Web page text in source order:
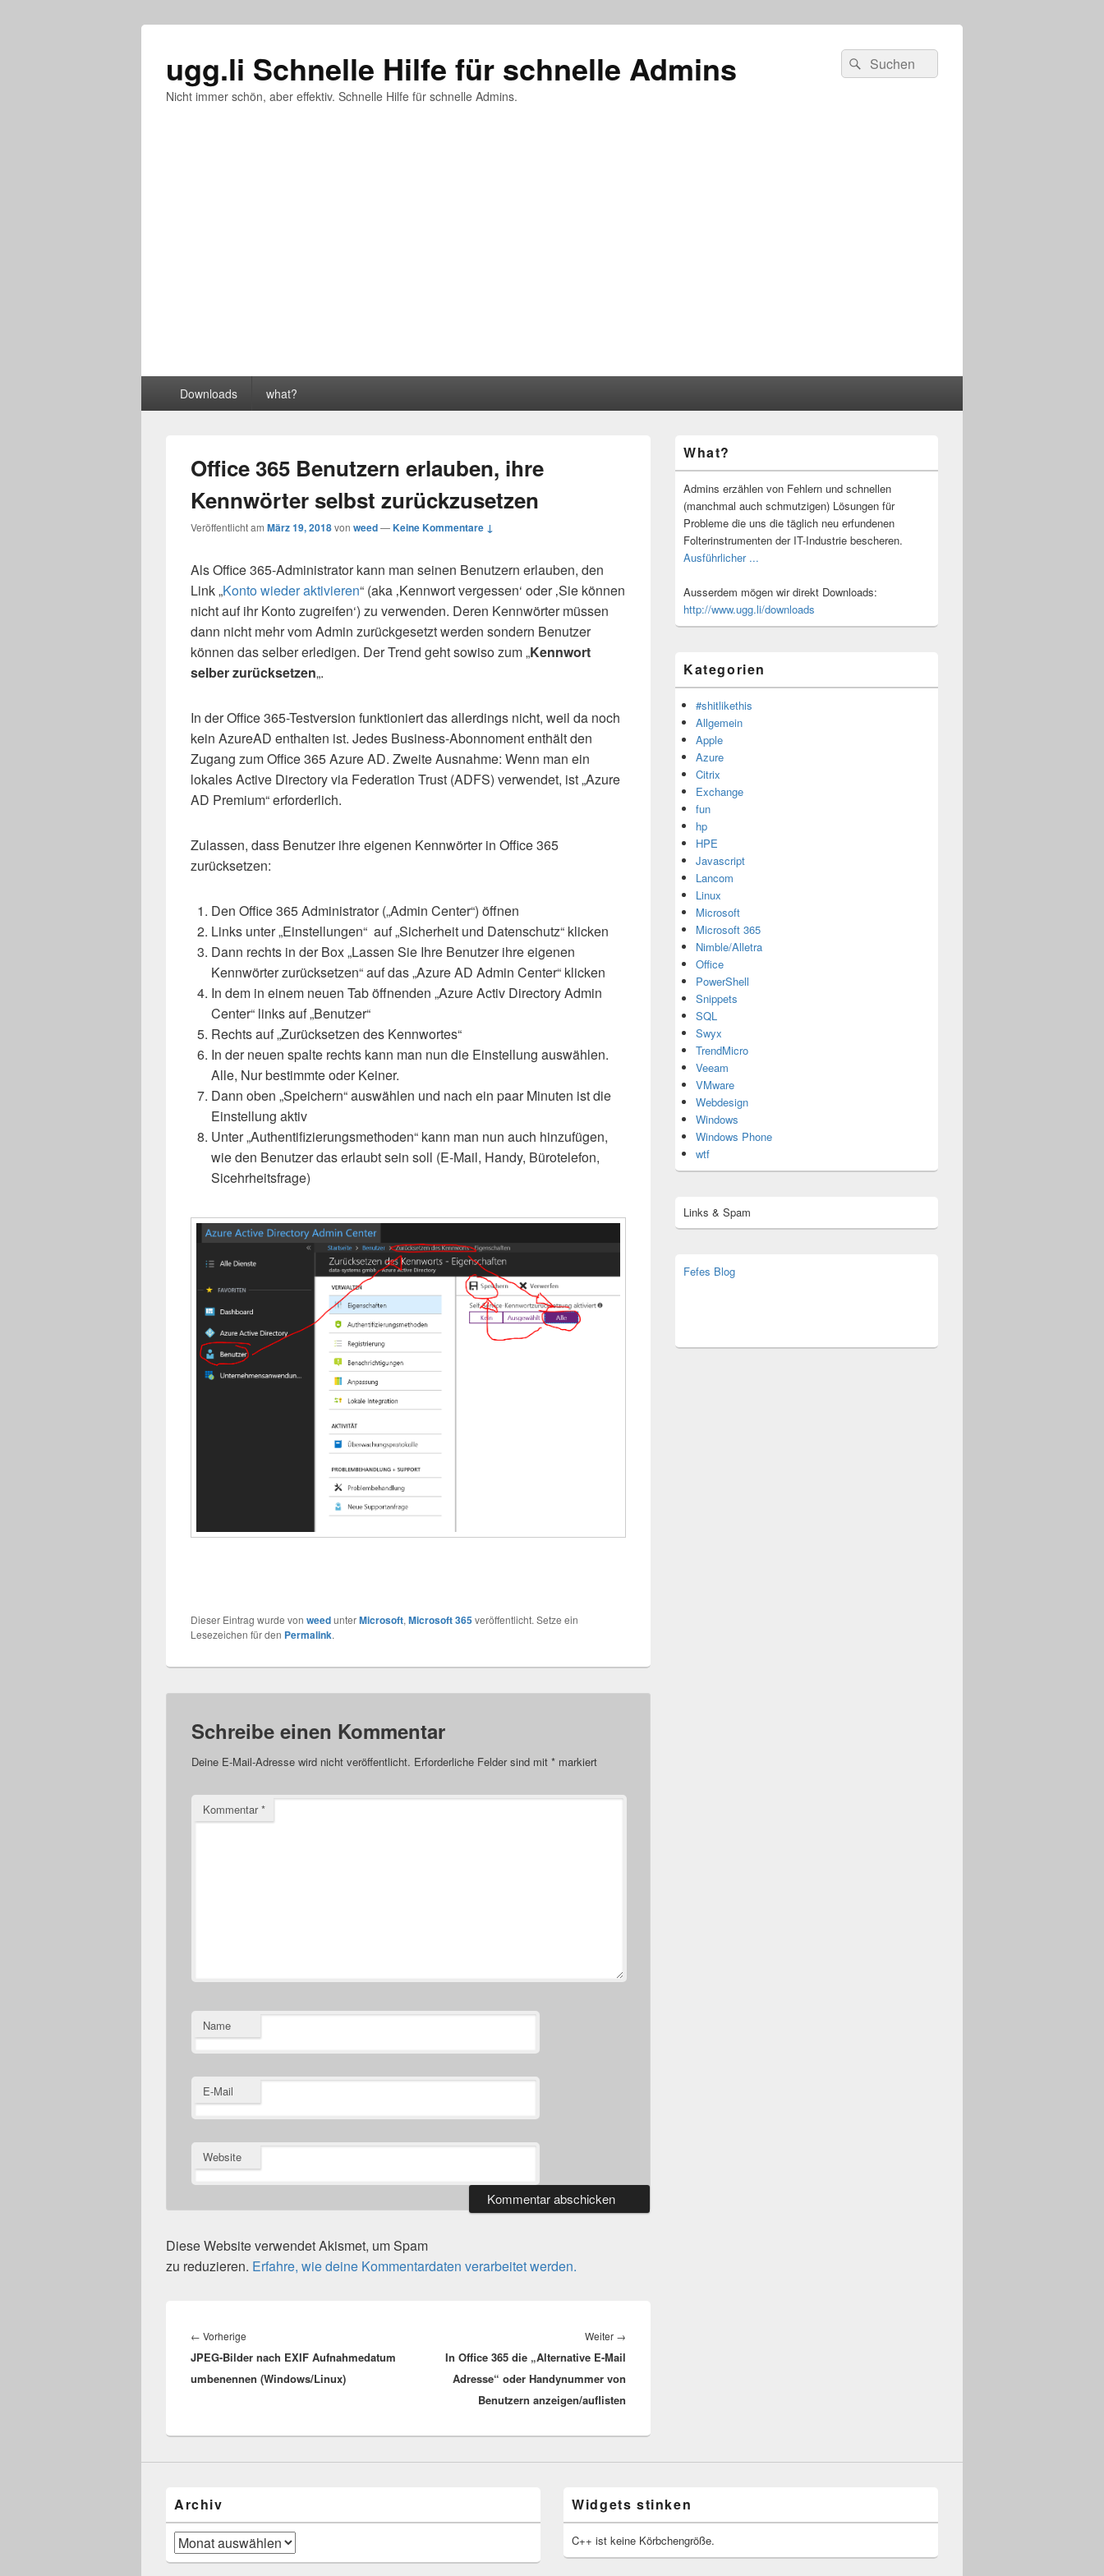
ugg.li Schnelle Hilfe für schnelle Admins
Nicht immer schön, aber effektiv. Schnelle Hilfe für schnelle Admins.
Suchen
nach:
Suchen
Downloads what?
Office 365 Benutzern erlauben, ihre
Kennwörter selbst zurückzusetzen
Veröffentlicht am März 19, 2018von weed—Keine Kommentare ↓
Als Office 365-Administrator kann man seinen Benutzern erlauben, den
Link „Konto wieder aktivieren“ (aka ‚Kennwort vergessen‘ oder ‚Sie können
nicht auf ihr Konto zugreifen‘) zu verwenden. Deren Kennwörter müssen
dann nicht mehr vom Admin zurückgesetzt werden sondern Benutzer
können das selber erledigen. Der Trend geht sowiso zum „Kennwort
selber zurücksetzen„.
In der Office 365-Testversion funktioniert das allerdings nicht, weil da noch
kein AzureAD enthalten ist. Jedes Business-Abonnoment enthält den
Zugang zum Office 365 Azure AD. Zweite Ausnahme: Wenn man ein
lokales Active Directory via Federation Trust (ADFS) verwendet, ist „Azure
AD Premium“ erforderlich.
Zulassen, dass Benutzer ihre eigenen Kennwörter in Office 365
zurücksetzen:
Den Office 365 Administrator („Admin Center“) öffnen
Links unter „Einstellungen“ auf „Sicherheit und Datenschutz“ klicken
Dann rechts in der Box „Lassen Sie Ihre Benutzer ihre eigenen
Kennwörter zurücksetzen“ auf das „Azure AD Admin Center“ klicken
In dem in einem neuen Tab öffnenden „Azure Activ Directory Admin
Center“ links auf „Benutzer“
Rechts auf „Zurücksetzen des Kennwortes“
In der neuen spalte rechts kann man nun die Einstellung auswählen.
Alle, Nur bestimmte oder Keiner.
Dann oben „Speichern“ auswählen und nach ein paar Minuten ist die
Einstellung aktiv
Unter „Authentifizierungsmethoden“ kann man nun auch hinzufügen,
wie den Benutzer das erlaubt sein soll (E-Mail, Handy, Bürotelefon,
Sicehrheitsfrage)
Dieser Eintrag wurde von weedunterMicrosoft, Microsoft 365veröffentlicht. Setze ein
Lesezeichen für den Permalink.
Schreibe einen Kommentar
Deine E-Mail-Adresse wird nicht veröffentlicht. Erforderliche Felder sind mit * markiert
Kommentar*
Name
E-Mail
Website
Diese Website verwendet Akismet, um Spam
zu reduzieren. Erfahre, wie deine Kommentardaten verarbeitet werden.
← Vorherige
Beitrag:
JPEG-Bilder nach EXIF Aufnahmedatum
umbenennen (Windows/Linux)
Weiter →
In Office 365 die „Alternative E-Mail
Adresse“ oder Handynummer von
Benutzern anzeigen/auflisten
Seitenleisten-
Widgetbereich
What?
Admins erzählen von Fehlern und schnellen
(manchmal auch schmutzigen) Lösungen für
Probleme die uns die täglich neu erfundenen
Folterinstrumenten der IT-Industrie bescheren.
Ausführlicher ...
Ausserdem mögen wir direkt Downloads:
http://www.ugg.li/downloads
Kategorien
#shitlikethis
Allgemein
Apple
Azure
Citrix
Exchange
fun
hp
HPE
Javascript
Lancom
Linux
Microsoft
Microsoft 365
Nimble/Alletra
Office
PowerShell
Snippets
SQL
Swyx
TrendMicro
Veeam
VMware
Webdesign
Windows
Windows Phone
wtf
Links & Spam
Fefes Blog
Archiv
Archiv
Widgets stinken
C++ ist keine Körbchengröße.